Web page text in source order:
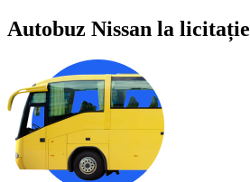
Autobuz Nissan la licitație